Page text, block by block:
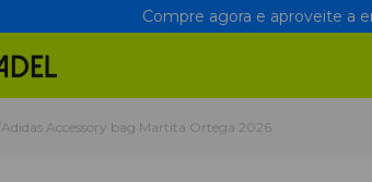
Compre agora e aproveite a
Adidas Accessory bag Martita Ortega 2026